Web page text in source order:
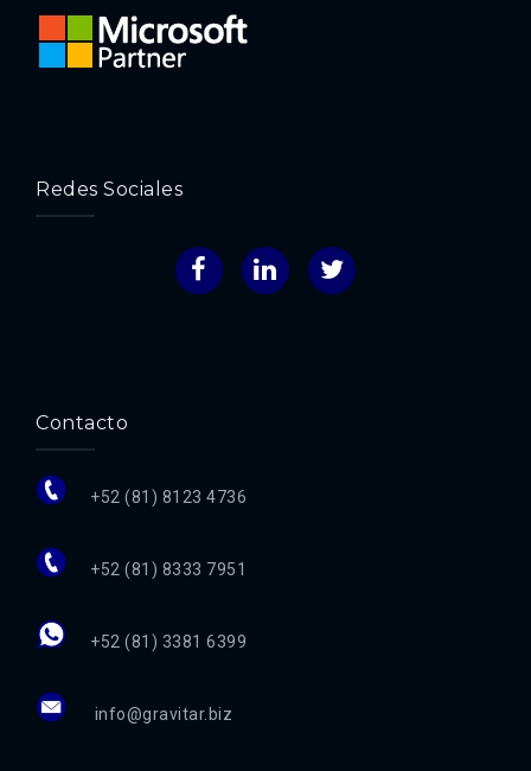
Redes Sociales
FacebookLinkedInTwitter
Contacto
+52 (81) 8123 4736
+52 (81) 8333 7951
+52 (81) 3381 6399
info@gravitar.biz